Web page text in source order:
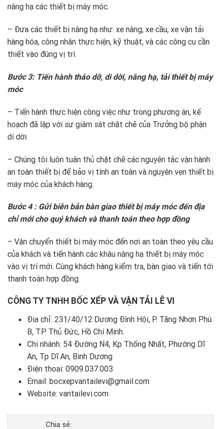
nâng hạ các thiết bị máy móc.
– Đưa các thiết bị nâng hạ như: xe nâng, xe cầu, xe vận tải
hàng hóa, công nhân thực hiện, kỹ thuật, và các công cụ cần
thiết vào đúng vị trí.
Bước 3: Tiến hành tháo dỡ, di dời, nâng hạ, tải thiết bị máy
móc
– Tiến hành thực hiện công việc như trong phương án, kế
hoạch đã lập với sự giám sát chặt chẽ của Trưởng bộ phận
di dời.
– Chúng tôi luôn tuân thủ chặt chẽ các nguyên tắc vận hành
an toàn thiết bị để bảo vị tính an toàn và nguyên vẹn thiết bị
máy móc của khách hàng.
Bước 4 : Gửi biên bản bàn giao thiết bị máy móc đến địa
chỉ mới cho quý khách và thanh toán theo hợp đồng
– Vận chuyển thiết bị máy móc đến nơi an toàn theo yêu cầu
của khách và tiến hành các khâu nâng hạ thiết bị máy móc
vào vị trí mới. Cùng khách hàng kiểm tra, bàn giao và tiến tới
thanh toán hợp đồng.
CÔNG TY TNHH BỐC XẾP VÀ VẬN TẢI LÊ VI
Địa chỉ: 231/40/12 Dương Đình Hội, P. Tăng Nhơn Phú
B, TP. Thủ Đức, Hồ Chí Minh.
Chi nhánh: 54 Đường N4, Kp Thống Nhất, Phường Dĩ
An, Tp Dĩ An, Bình Dương
Điện thoại: 0909.037.003
Email: bocxepvantailevi@gmail.com
Website: vantailevi.com
Chia sẻ: